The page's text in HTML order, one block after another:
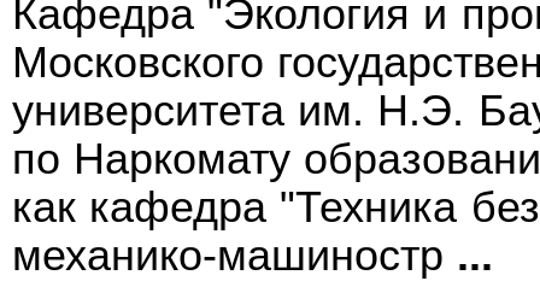
Кафедра "Экология и
Московского
университета им. Н.Э.
по Наркомату
как кафедра "Техника
механико-машиностр ...